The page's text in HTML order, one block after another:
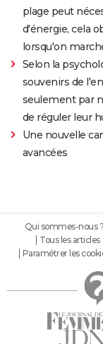
plage peut
d'énergie, cela
lorsqu'on
Selon la
souvenirs de
seulement par
de réguler leur
Une nouvelle
avancées
Qui sommes-nous ?
Tous les articles
Paramétrer les